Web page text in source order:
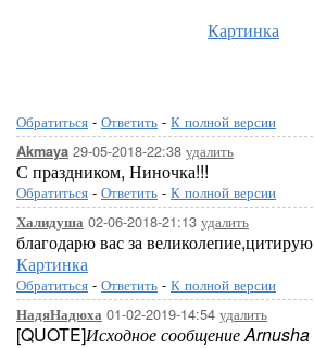
Картинка
Обратиться - Ответить - К полной версии
Akmaya 29-05-2018-22:38 удалить
С праздником, Ниночка!!!
Обратиться - Ответить - К полной версии
Халидуша 02-06-2018-21:13 удалить
благодарю вас за великолепие,цитирую
Картинка
Обратиться - Ответить - К полной версии
НадяНадюха 01-02-2019-14:54 удалить
[QUOTE]Исходное сообщение Arnusha